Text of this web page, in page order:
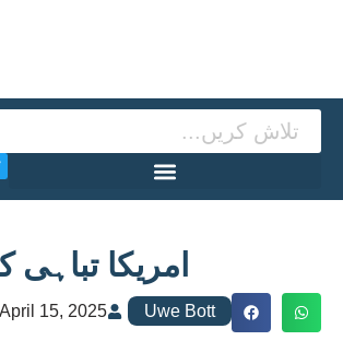
امریکا تباہی
April 15, 2025 Uwe Bott